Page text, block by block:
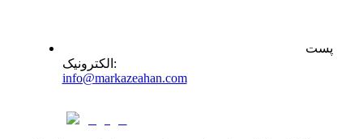
پست
الکترونیک :
info@markazeahan.com